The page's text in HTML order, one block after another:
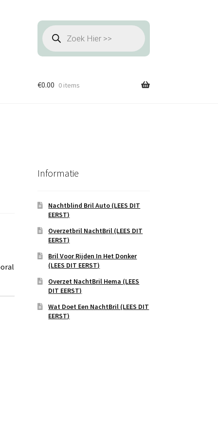
Producten
zoeken
€0.00 0 items
Informatie
Nachtblind Bril Auto (LEES DIT
EERST)
Overzetbril NachtBril (LEES DIT
EERST)
Bril Voor Rijden In Het Donker
(LEES DIT EERST)
Overzet NachtBril Hema (LEES
DIT EERST)
Wat Doet Een NachtBril (LEES DIT
EERST)